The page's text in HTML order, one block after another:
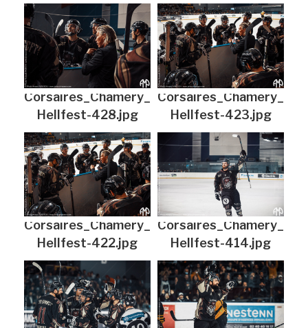
Corsaires_Chamery_
Hellfest-428.jpg
Corsaires_Chamery_
Hellfest-423.jpg
Corsaires_Chamery_
Hellfest-422.jpg
Corsaires_Chamery_
Hellfest-414.jpg